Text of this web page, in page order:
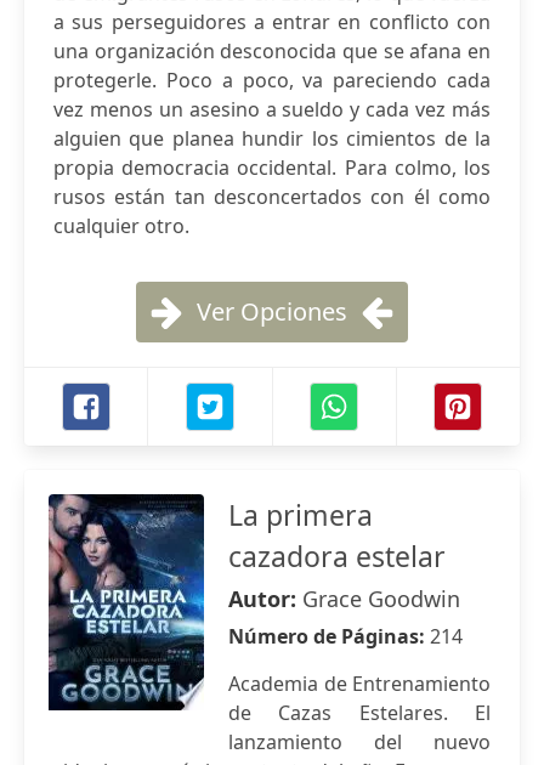
a sus perseguidores a entrar en conflicto con
una organización desconocida que se afana en
protegerle. Poco a poco, va pareciendo cada
vez menos un asesino a sueldo y cada vez más
alguien que planea hundir los cimientos de la
propia democracia occidental. Para colmo, los
rusos están tan desconcertados con él como
cualquier otro.
Ver Opciones
La primera
cazadora estelar
Autor: Grace Goodwin
Número de Páginas: 214
Academia de Entrenamiento
de Cazas Estelares. El
lanzamiento del nuevo